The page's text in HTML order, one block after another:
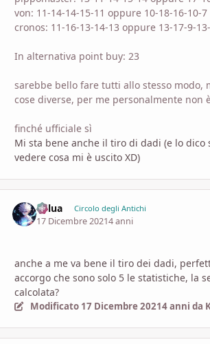
von: 11-14-14-15-11 oppure 10-18-16-10-7
cronos: 11-16-13-14-13 oppure 13-17-9-
In alternativa point buy: 23
sarebbe bello fare tutti allo stesso modo,
cose diverse, per me personalmente non
finché ufficiale sì
Mi sta bene anche il tiro di dadi (e lo dico
vedere cosa mi è uscito XD)
Killua Circolo degli Antichi
17 Dicembre 20214 anni
anche a me va bene il tiro dei dadi,
accorgo che sono solo 5 le statistiche, la
calcolata?
Modificato 17 Dicembre 20214 anni da